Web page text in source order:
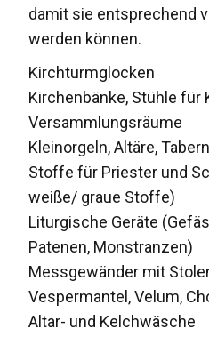
damit sie entsprechend
werden können.
Kirchturmglocken
Kirchenbänke, Stühle für
Versammlungsräume
Kleinorgeln, Altäre,
Stoffe für Priester und
weiße/ graue Stoffe)
Liturgische Geräte
Patenen, Monstranzen)
Messgewänder mit
Vespermantel, Velum,
Altar- und Kelchwäsche